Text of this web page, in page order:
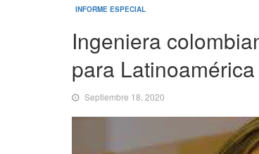
INFORME ESPECIAL
Ingeniera
para Latinoamérica
Septiembre 18, 2020